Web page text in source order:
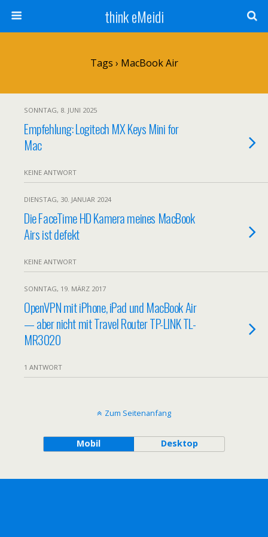
think eMeidi
Tags › MacBook Air
SONNTAG, 8. JUNI 2025
Empfehlung: Logitech MX Keys Mini for
Mac
KEINE ANTWORT
DIENSTAG, 30. JANUAR 2024
Die FaceTime HD Kamera meines MacBook
Airs ist defekt
KEINE ANTWORT
SONNTAG, 19. MÄRZ 2017
OpenVPN mit iPhone, iPad und MacBook Air
— aber nicht mit Travel Router TP-LINK TL-
MR3020
1 ANTWORT
Zum Seitenanfang
Mobil Desktop